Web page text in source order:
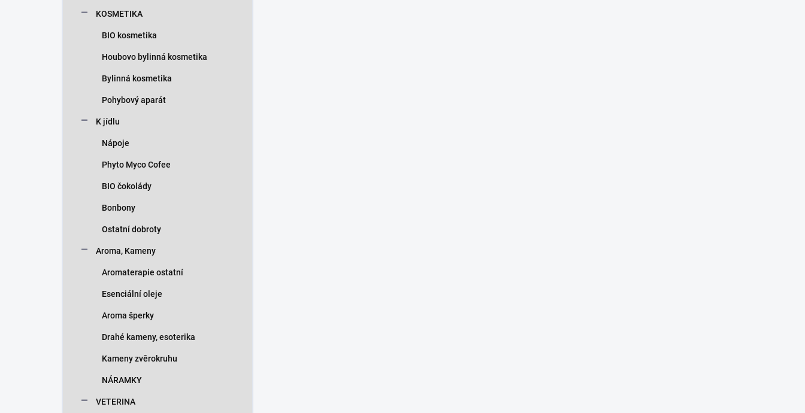
KOSMETIKA
BIO kosmetika
Houbovo bylinná kosmetika
Bylinná kosmetika
Pohybový aparát
K jídlu
Nápoje
Phyto Myco Cofee
BIO čokolády
Bonbony
Ostatní dobroty
Aroma, Kameny
Aromaterapie ostatní
Esenciální oleje
Aroma šperky
Drahé kameny, esoterika
Kameny zvěrokruhu
NÁRAMKY
VETERINA